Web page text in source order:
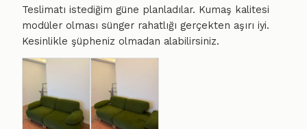
Teslimatı istediğim güne planladılar. Kumaş kalitesi
modüler olması sünger rahatlığı gerçekten aşırı iyi.
Kesinlikle şüpheniz olmadan alabilirsiniz.